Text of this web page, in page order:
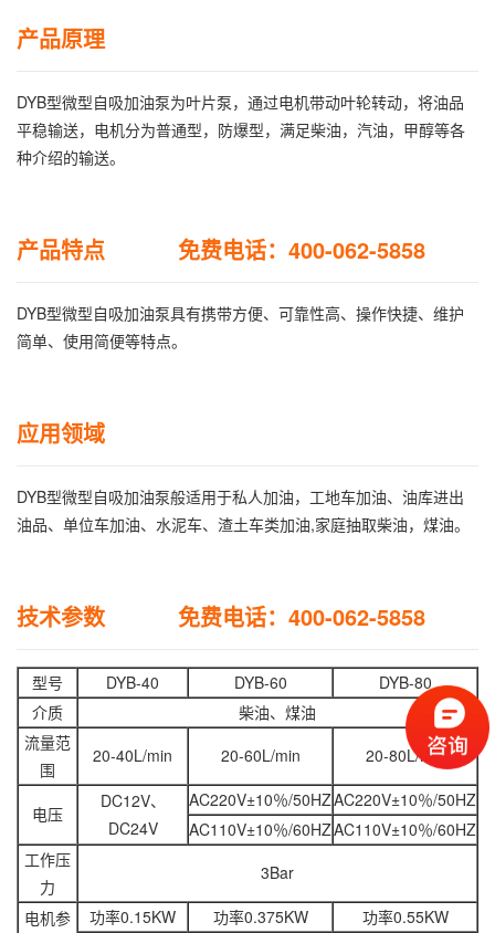
产品原理
DYB型微型自吸加油泵为叶片泵，通过电机带动叶轮转动，将油品
平稳输送，电机分为普通型，防爆型，满足柴油，汽油，甲醇等各
种介绍的输送。
产品特点 免费电话：400-062-5858
DYB型微型自吸加油泵具有携带方便、可靠性高、操作快捷、维护
简单、使用简便等特点。
应用领域
DYB型微型自吸加油泵般适用于私人加油，工地车加油、油库进出
油品、单位车加油、水泥车、渣土车类加油,家庭抽取柴油，煤油。
技术参数 免费电话：400-062-5858
型号 DYB-40 DYB-60
DYB-80
介质
柴油、煤油
流量范
围
20-40L/min 20-60L/min 20-80L/min
电压
DC12V、
DC24V
AC220V±10％/50HZAC220V±10％/50HZ
AC110V±10％/60HZAC110V±10％/60HZ
工作压
力
3Bar
电机参
功率0.15KW 功率0.375KW
功率0.55KW